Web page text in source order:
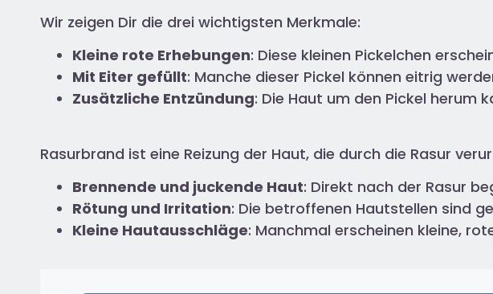
Wir zeigen Dir die drei wichtigsten Merkmale:
Kleine rote Erhebungen: Diese kleinen Pickelchen
Mit Eiter gefüllt: Manche dieser Pickel können eitrig
Zusätzliche Entzündung: Die Haut um den Pickel herum
Rasurbrand ist eine Reizung der Haut, die durch die Rasur
Brennende und juckende Haut: Direkt nach der Rasur
Rötung und Irritation: Die betroffenen Hautstellen sind
Kleine Hautausschläge: Manchmal erscheinen kleine,